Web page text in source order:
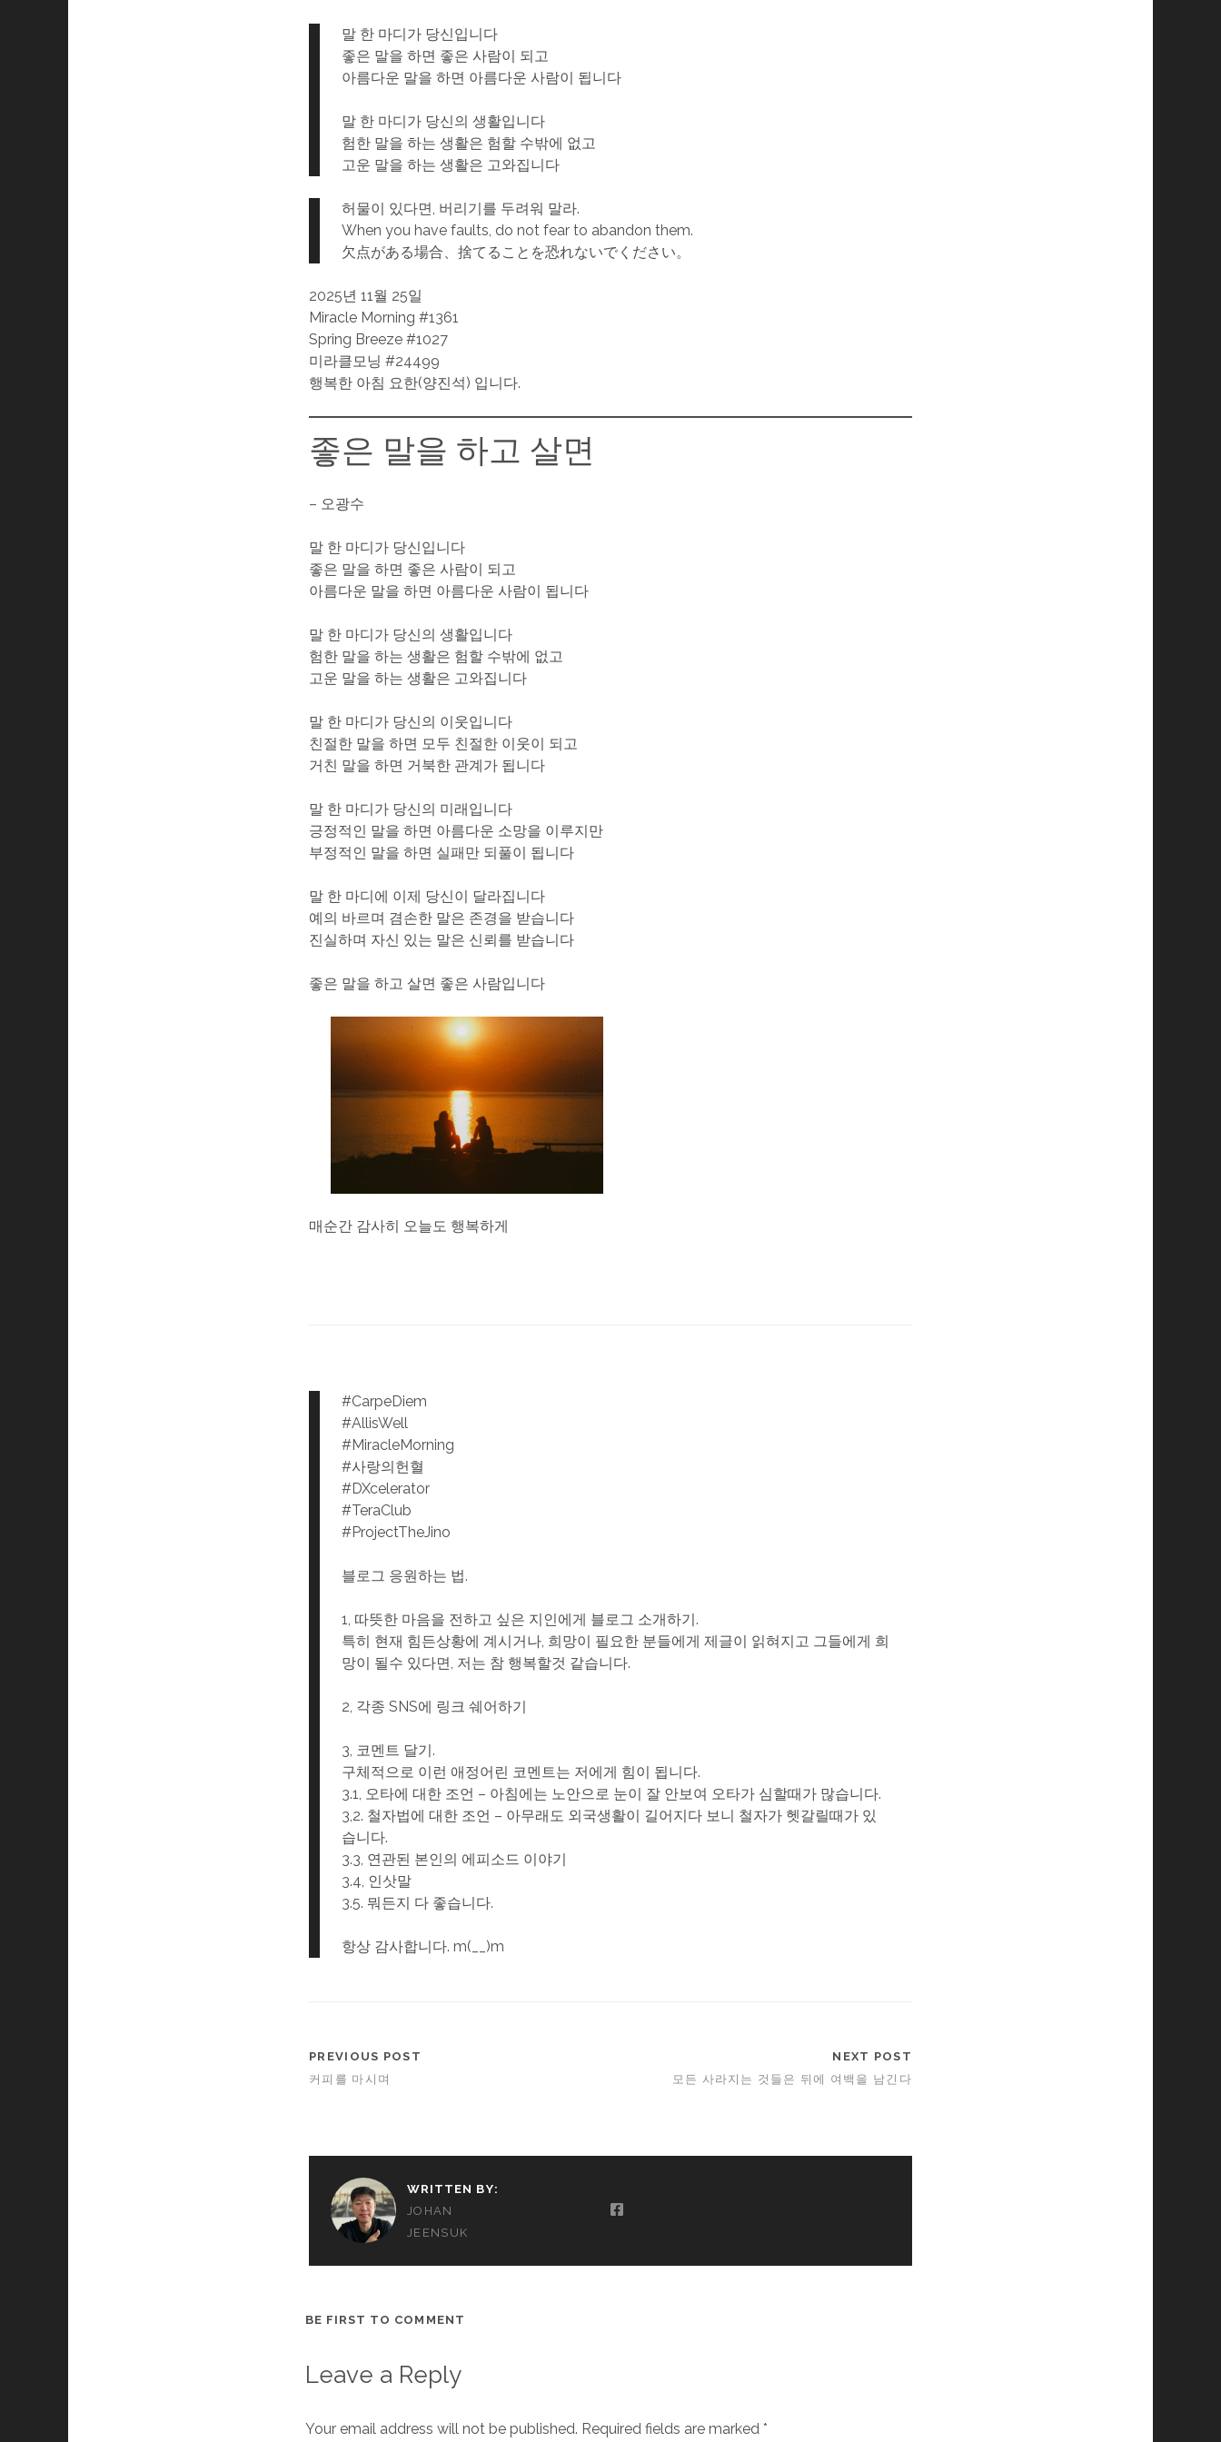
말 한 마디가 당신입니다
좋은 말을 하면 좋은 사람이 되고
아름다운 말을 하면 아름다운 사람이 됩니다
말 한 마디가 당신의 생활입니다
험한 말을 하는 생활은 험할 수밖에 없고
고운 말을 하는 생활은 고와집니다
허물이 있다면, 버리기를 두려워 말라.
When you have faults, do not fear to abandon them.
欠点がある場合、捨てることを恐れないでください。
2025년 11월 25일
Miracle Morning #1361
Spring Breeze #1027
미라클모닝 #24499
행복한 아침 요한(양진석) 입니다.
좋은 말을 하고 살면
– 오광수
말 한 마디가 당신입니다
좋은 말을 하면 좋은 사람이 되고
아름다운 말을 하면 아름다운 사람이 됩니다
말 한 마디가 당신의 생활입니다
험한 말을 하는 생활은 험할 수밖에 없고
고운 말을 하는 생활은 고와집니다
말 한 마디가 당신의 이웃입니다
친절한 말을 하면 모두 친절한 이웃이 되고
거친 말을 하면 거북한 관계가 됩니다
말 한 마디가 당신의 미래입니다
긍정적인 말을 하면 아름다운 소망을 이루지만
부정적인 말을 하면 실패만 되풀이 됩니다
말 한 마디에 이제 당신이 달라집니다
예의 바르며 겸손한 말은 존경을 받습니다
진실하며 자신 있는 말은 신뢰를 받습니다
좋은 말을 하고 살면 좋은 사람입니다
매순간 감사히 오늘도 행복하게
#CarpeDiem
#AllisWell
#MiracleMorning
#사랑의헌혈
#DXcelerator
#TeraClub
#ProjectTheJino
블로그 응원하는 법.
1, 따뜻한 마음을 전하고 싶은 지인에게 블로그 소개하기.
특히 현재 힘든상황에 계시거나, 희망이 필요한 분들에게 제글이 읽혀지고 그들에게 희
망이 될수 있다면, 저는 참 행복할것 같습니다.
2, 각종 SNS에 링크 쉐어하기
3, 코멘트 달기.
구체적으로 이런 애정어린 코멘트는 저에게 힘이 됩니다.
3.1, 오타에 대한 조언 – 아침에는 노안으로 눈이 잘 안보여 오타가 심할때가 많습니다.
3,2. 철자법에 대한 조언 – 아무래도 외국생활이 길어지다 보니 철자가 헷갈릴때가 있
습니다.
3.3, 연관된 본인의 에피소드 이야기
3.4, 인삿말
3.5. 뭐든지 다 좋습니다.
항상 감사합니다. m(__)m
PREVIOUS POST
커피를 마시며
NEXT POST
모든 사라지는 것들은 뒤에 여백을 남긴다
WRITTEN BY:
JOHAN
JEENSUK
BE FIRST TO COMMENT
Leave a Reply
Your email address will not be published. Required fields are marked *